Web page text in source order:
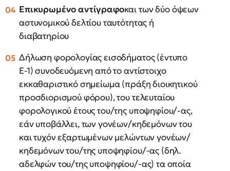
Επικυρωμένο αντίγραφοκαι των δύο όψεων
αστυνομικού δελτίου ταυτότητας ή
διαβατηρίου
Δήλωση φορολογίας εισοδήματος (έντυπο
Ε-1) συνοδευόμενη από το αντίστοιχο
εκκαθαριστικό σημείωμα (πράξη διοικητικού
προσδιορισμού φόρου), του τελευταίου
φορολογικού έτους του/της υποψηφίου/-ας,
εάν υποβάλλει, των γονέων/κηδεμόνων του
και τυχόν εξαρτωμένων μελώντων γονέων/
κηδεμόνων του/της υποψηφίου/-ας (δηλ.
αδελφών του/της υποψηφίου/-ας) τα οποία